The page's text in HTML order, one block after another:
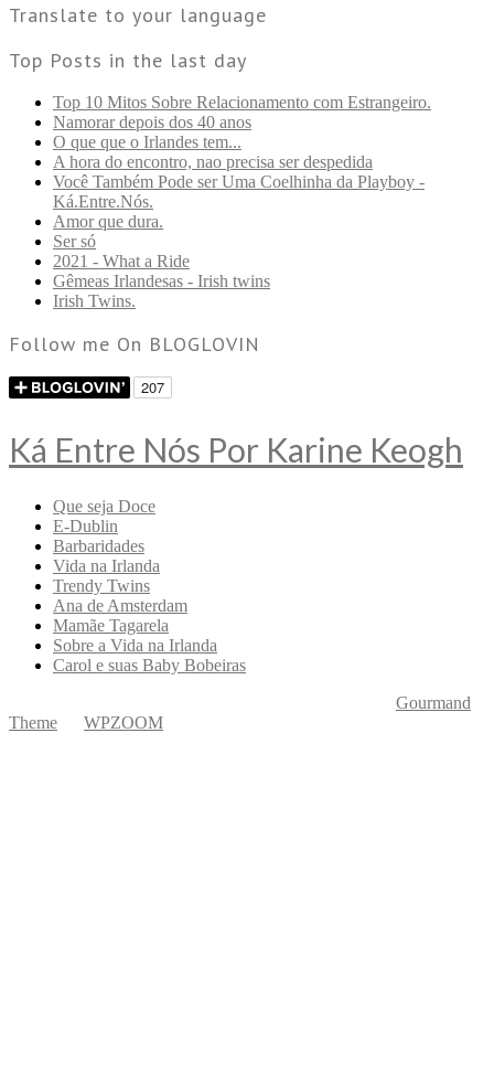
Translate to your language
Top Posts in the last day
Top 10 Mitos Sobre Relacionamento com Estrangeiro.
Namorar depois dos 40 anos
O que que o Irlandes tem...
A hora do encontro, nao precisa ser despedida
Você Também Pode ser Uma Coelhinha da Playboy -
Ká.Entre.Nós.
Amor que dura.
Ser só
2021 - What a Ride
Gêmeas Irlandesas - Irish twins
Irish Twins.
Follow me On BLOGLOVIN
Ká Entre Nós Por Karine Keogh
Que seja Doce
E-Dublin
Barbaridades
Vida na Irlanda
Trendy Twins
Ana de Amsterdam
Mamãe Tagarela
Sobre a Vida na Irlanda
Carol e suas Baby Bobeiras
Gourmand
Theme
WPZOOM